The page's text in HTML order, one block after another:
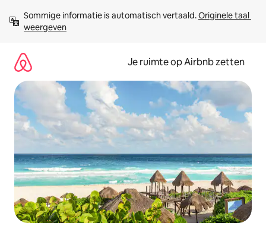
direct
naar
Sommige informatie is automatisch vertaald. Originele taal
weergeven
Je ruimte op Airbnb zetten